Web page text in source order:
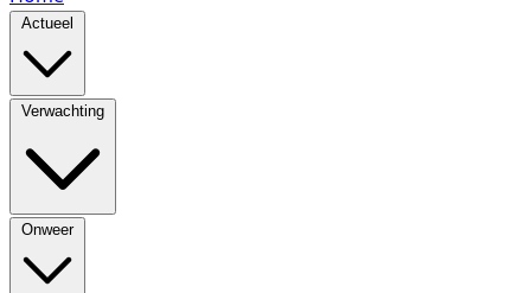
Actueel
Verwachting
Onweer